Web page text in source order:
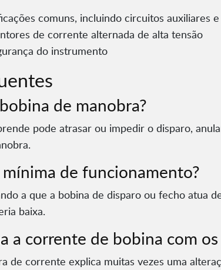
comuns, incluindo circuitos auxiliares
de corrente alternada de alta tensão
do instrumento
de manobra?
pode atrasar ou impedir o disparo,
de funcionamento?
a que a bobina de disparo ou fecho atua
baixa.
a corrente de bobina com
de corrente explica muitas vezes uma